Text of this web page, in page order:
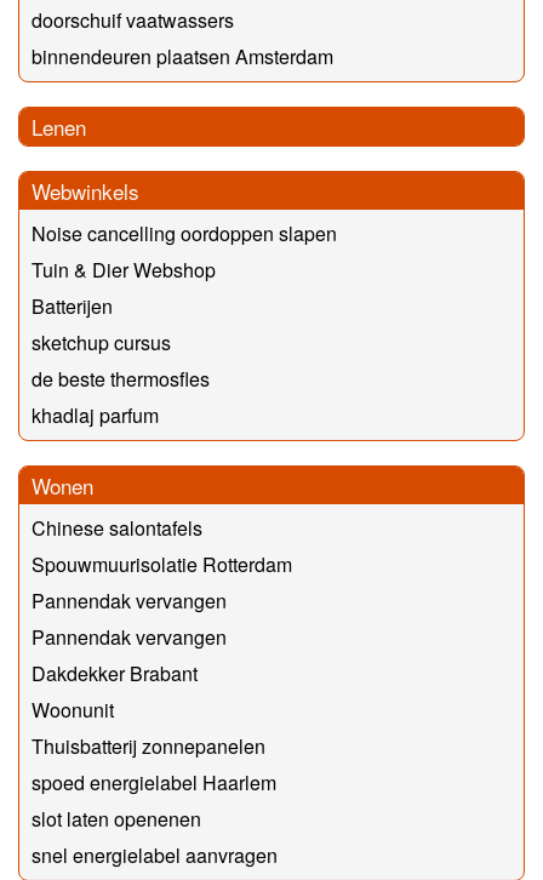
doorschuif vaatwassers
binnendeuren plaatsen Amsterdam
Lenen
Webwinkels
Noise cancelling oordoppen slapen
Tuin & Dier Webshop
Batterijen
sketchup cursus
de beste thermosfles
khadlaj parfum
Wonen
Chinese salontafels
Spouwmuurisolatie Rotterdam
Pannendak vervangen
Pannendak vervangen
Dakdekker Brabant
Woonunit
Thuisbatterij zonnepanelen
spoed energielabel Haarlem
slot laten openenen
snel energielabel aanvragen